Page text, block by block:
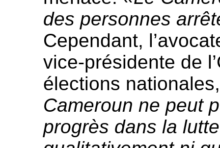
des personnes
Cependant,
vice-présidente de
élections
Cameroun ne peut
progrès dans la